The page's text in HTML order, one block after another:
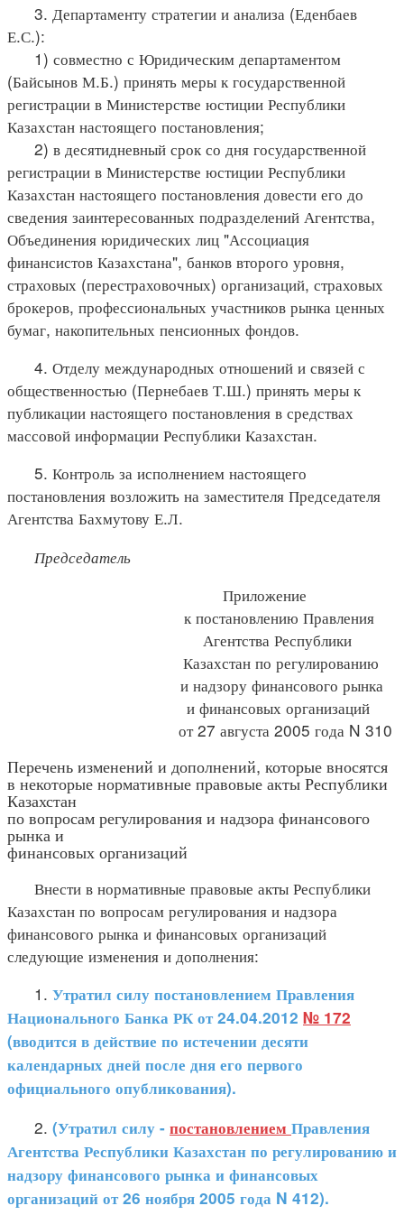
3. Департаменту стратегии и анализа (Еденбаев
Е.С.):
1) совместно с Юридическим департаментом
(Байсынов М.Б.) принять меры к государственной
регистрации в Министерстве юстиции Республики
Казахстан настоящего постановления;
2) в десятидневный срок со дня государственной
регистрации в Министерстве юстиции Республики
Казахстан настоящего постановления довести его до
сведения заинтересованных подразделений Агентства,
Объединения юридических лиц "Ассоциация
финансистов Казахстана", банков второго уровня,
страховых (перестраховочных) организаций, страховых
брокеров, профессиональных участников рынка ценных
бумаг, накопительных пенсионных фондов.
4. Отделу международных отношений и связей с
общественностью (Пернебаев Т.Ш.) принять меры к
публикации настоящего постановления в средствах
массовой информации Республики Казахстан.
5. Контроль за исполнением настоящего
постановления возложить на заместителя Председателя
Агентства Бахмутову Е.Л.
Председатель
Приложение
к постановлению Правления
Агентства Республики
Казахстан по регулированию
и надзору финансового рынка
и финансовых организаций
от 27 августа 2005 года N 310
Перечень изменений и дополнений, которые вносятся
в некоторые нормативные правовые акты Республики
Казахстан
по вопросам регулирования и надзора финансового
рынка и
финансовых организаций
Внести в нормативные правовые акты Республики
Казахстан по вопросам регулирования и надзора
финансового рынка и финансовых организаций
следующие изменения и дополнения:
1. Утратил силу постановлением Правления
Национального Банка РК от 24.04.2012 № 172
(вводится в действие по истечении десяти
календарных дней после дня его первого
официального опубликования).
2. (Утратил силу - постановлением Правления
Агентства Республики Казахстан по регулированию и
надзору финансового рынка и финансовых
организаций от 26 ноября 2005 года N 412).